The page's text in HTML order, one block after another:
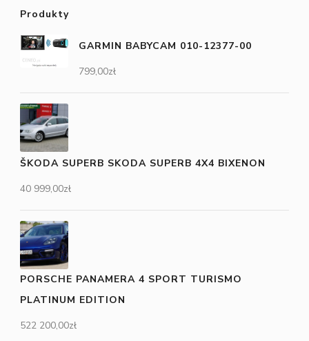
Produkty
GARMIN BABYCAM 010-12377-00
799,00zł
ŠKODA SUPERB SKODA SUPERB 4X4 BIXENON
40 999,00zł
PORSCHE PANAMERA 4 SPORT TURISMO
PLATINUM EDITION
522 200,00zł